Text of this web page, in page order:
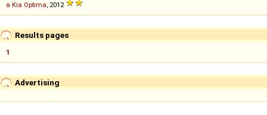
a Kia Optima, 2012
Results pages
1
Advertising